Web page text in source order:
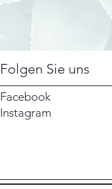
Folgen Sie uns
Facebook
Instagram